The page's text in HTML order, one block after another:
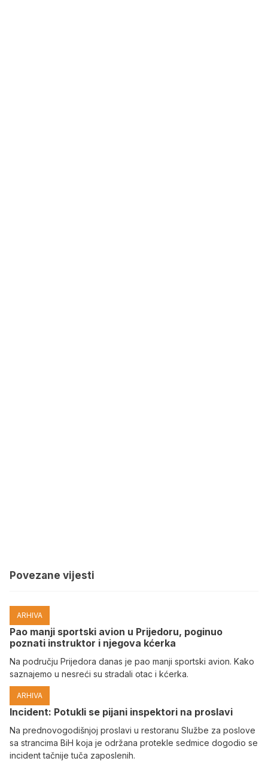
Povezane vijesti
ARHIVA
Pao manji sportski avion u Prijedoru, poginuo
poznati instruktor i njegova kćerka
Na području Prijedora danas je pao manji sportski avion. Kako
saznajemo u nesreći su stradali otac i kćerka.
ARHIVA
Incident: Potukli se pijani inspektori na proslavi
Na prednovogodišnjoj proslavi u restoranu Službe za poslove
sa strancima BiH koja je održana protekle sedmice dogodio se
incident tačnije tuča zaposlenih.